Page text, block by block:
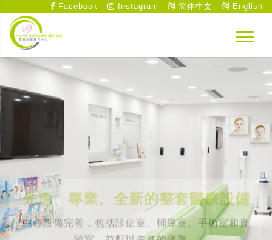
Facebook Instagram 简体中文 English
先進、專業、全新的整套醫療設備
中心設備完善，包括診症室、輔導室、手術室和實